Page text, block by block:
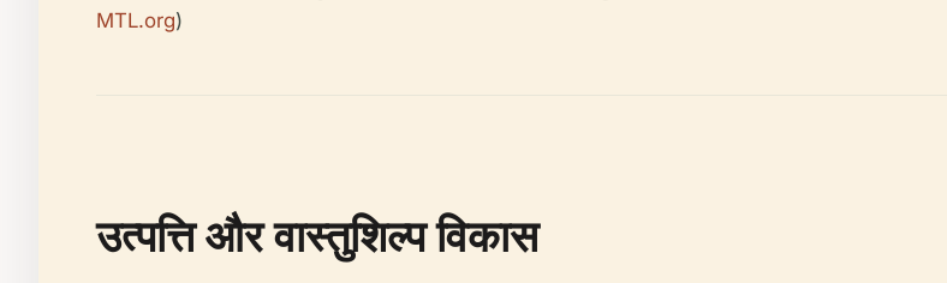
MTL.org)
उत्पत्ति और वास्तुशिल्प विकास